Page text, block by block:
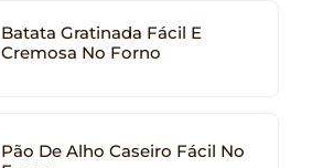
Batata Gratinada Fácil E
Cremosa No Forno
Pão De Alho Caseiro Fácil No